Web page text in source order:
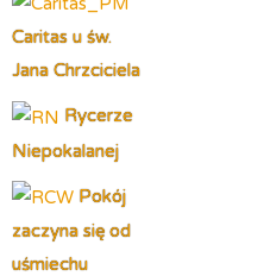
Caritas u św.
Jana Chrzciciela
Rycerze
Niepokalanej
Pokój
zaczyna się od
uśmiechu